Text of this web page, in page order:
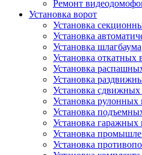
Ремонт
Установка ворот
Установка
Установка
Установка шлагбаума
Установка откатных
Установка
Установка
Установка сдвижных
Установка рулонных
Установка
Установка гаражных
Установка
Установка